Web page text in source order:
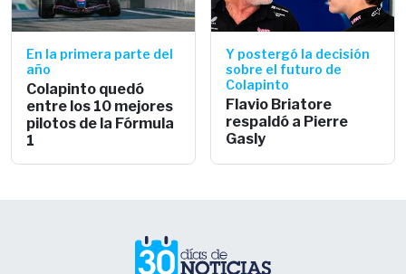
En la primera parte del
año
Colapinto quedó
entre los 10 mejores
pilotos de la Fórmula
1
Y postergó la decisión
sobre el futuro de
Colapinto
Flavio Briatore
respaldó a Pierre
Gasly